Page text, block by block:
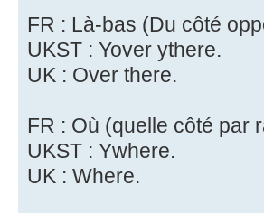
FR : Là-bas (Du côté
UKST : Yover ythere.
UK : Over there.
FR : Où (quelle côté par
UKST : Ywhere.
UK : Where.